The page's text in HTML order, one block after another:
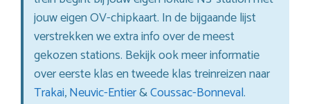
jouw eigen OV-chipkaart. In de bijgaande lijst
verstrekken we extra info over de meest
gekozen stations. Bekijk ook meer informatie
over eerste klas en tweede klas treinreizen naar
Trakai,Neuvic-Entier&Coussac-Bonneval.